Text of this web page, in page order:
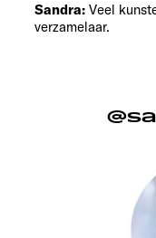
Sandra: Veel
verzamelaar.